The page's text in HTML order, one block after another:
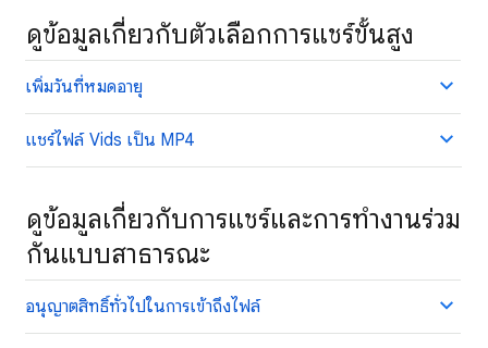
ดูข้อมูลเกี่ยวกับตัวเลือกการแชร์ขั้นสูง
เพิ่มวันที่หมดอายุ
แชร์ไฟล์ Vids เป็น MP4
ดูข้อมูลเกี่ยวกับการแชร์และการทำงานร่วม
กันแบบสาธารณะ
อนุญาตสิทธิ์ทั่วไปในการเข้าถึงไฟล์